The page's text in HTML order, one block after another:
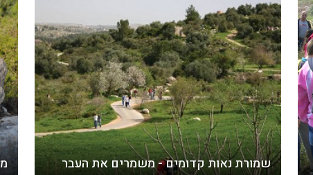
שמורת נאות קדומים - משמרים את העבר